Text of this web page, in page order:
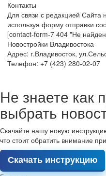
Контакты
Для связи с редакцией Сайта
используя форму отправки
[contact-form-7 404 "Не
Новостройки Владивостока
Адрес: г.Владивосток,
Телефон: +7 (423) 280-02-07
Не знаете как
выбрать
Скачайте нашу новую
что стоит обратить внимание
Скачать инструкцию